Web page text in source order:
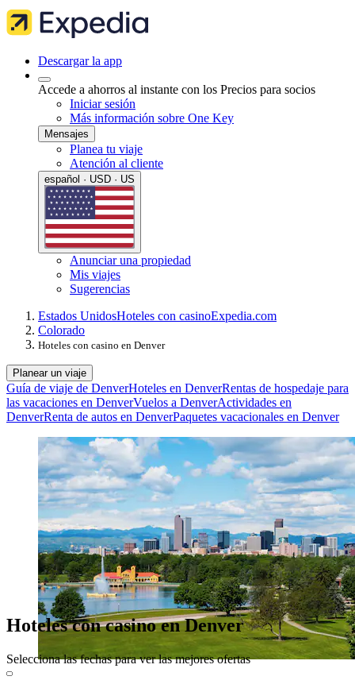
Descargar la app
Accede a ahorros al instante con los Precios para socios
Iniciar sesión
Más información sobre One Key
Mensajes
Planea tu viaje
Atención al cliente
español · USD · US
Anunciar una propiedad
Mis viajes
Sugerencias
Estados UnidosHoteles con casinoExpedia.com
Colorado
Hoteles con casino en Denver
Planear un viaje
Guía de viaje de DenverHoteles en DenverRentas de hospedaje para
las vacaciones en DenverVuelos a DenverActividades en
DenverRenta de autos en DenverPaquetes vacacionales en Denver
Hoteles con casino en Denver
Selecciona las fechas para ver las mejores ofertas